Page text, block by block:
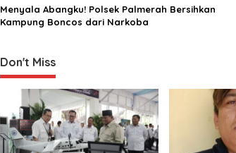
o
Menyala Abangku! Polsek Palmerah Bersihkan
Kampung Boncos dari Narkoba
Don't Miss